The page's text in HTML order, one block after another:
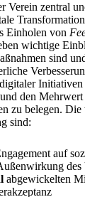
Verein zentral
Einholen von
wichtige
sind
digitaler Initiativen
den Mehrwert
zu belegen. Die
sind:
auf
des
abgewickelten